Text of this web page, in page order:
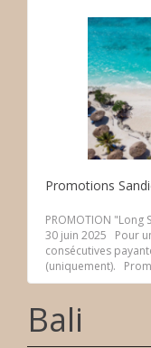
Promotions
PROMOTION
30 juin 2025 Pour
consécutives
(uniquement).
Bali